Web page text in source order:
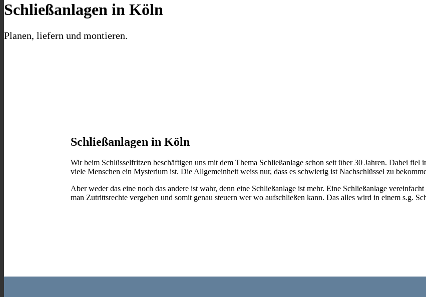
Schließanlagen in Köln
Planen, liefern und montieren.
Schließanlagen in Köln
Wir beim Schlüsselfritzen beschäftigen uns mit dem Thema Schließanlage schon seit über 30 Jahren. Dabei
viele Menschen ein Mysterium ist. Die Allgemeinheit weiss nur, dass es schwierig ist Nachschlüssel zu
Aber weder das eine noch das andere ist wahr, denn eine Schließanlage ist mehr. Eine Schließanlage
man Zutrittsrechte vergeben und somit genau steuern wer wo aufschließen kann. Das alles wird in einem s.g.